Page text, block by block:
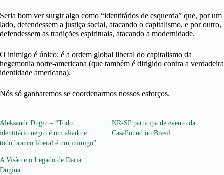
Seria bom ver surgir algo como “identitários de esquerda” que, por um
lado, defendessem a justiça social, atacando o capitalismo, e por outro,
defendessem as tradições espirituais, atacando a modernidade.
O inimigo é único: é a ordem global liberal do capitalismo da
hegemonia norte-americana (que também é dirigido contra a verdadeira
identidade americana).
Nós só ganharemos se coordenarmos nossos esforços.
Aleksandr Dugin – “Todo
identitário negro é um aliado e
todo branco liberal é um inimigo”
NR-SP participa de evento da
CasaPound no Brasil
A Visão e o Legado de Daria
Dugina